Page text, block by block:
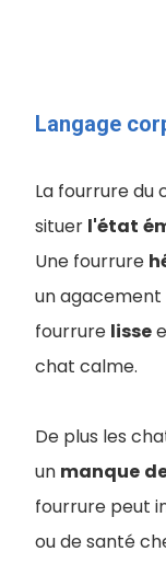
Langage
La fourrure
situer l'état
Une fourrure
un agacement
fourrure lisse
chat calme.
De plus les
un manque
fourrure peut
ou de santé